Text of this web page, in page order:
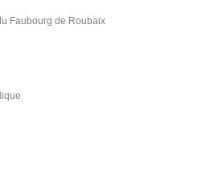
Faubourg de Roubaix